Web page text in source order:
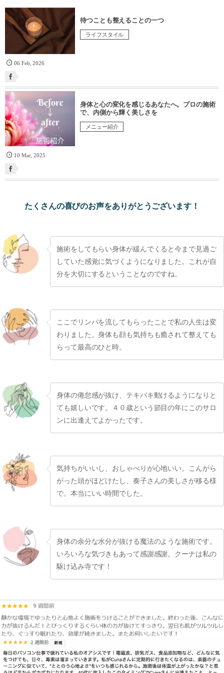
待つことも整えることの一つ
ライフスタイル
06 Feb ,2026
身体と心の変化を感じるあなたへ。プロの施術
で、内側から輝く美しさを
メニュー紹介
10 Mar,2025
たくさんの喜びのお声をありがとうございます！
施術をしてもらい身体が緩んでくると今まで見過ご
していた感覚に気づくようになりました。これが自
分を大切にするということなのですね。
ここでリンパを流してもらったことで私の人生は変
わりました。身体も顔も気持ちも癒されて整えても
らって最高のひと時。
身体の倦怠感が抜け、テキパキ動けるようになりと
ても嬉しいです。４０歳という節目の年にこのサロ
ンに出逢えてよかったです。
気持ちがいいし、おしゃべりが心地いい。こんがら
がった頭がほどけたし、奏子さんの美しさが移る様
で。本当にいい時間でした。
身体の余分な水分が抜ける魔法のような施術です。
いろいろな気づきもあって感謝感謝。クーナは私の
駆け込み寺です！